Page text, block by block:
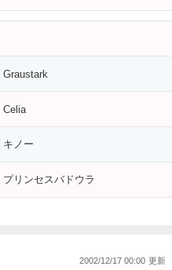
Graustark
Celia
キノー
プリンセスバドウラ
2002/12/17 00:00